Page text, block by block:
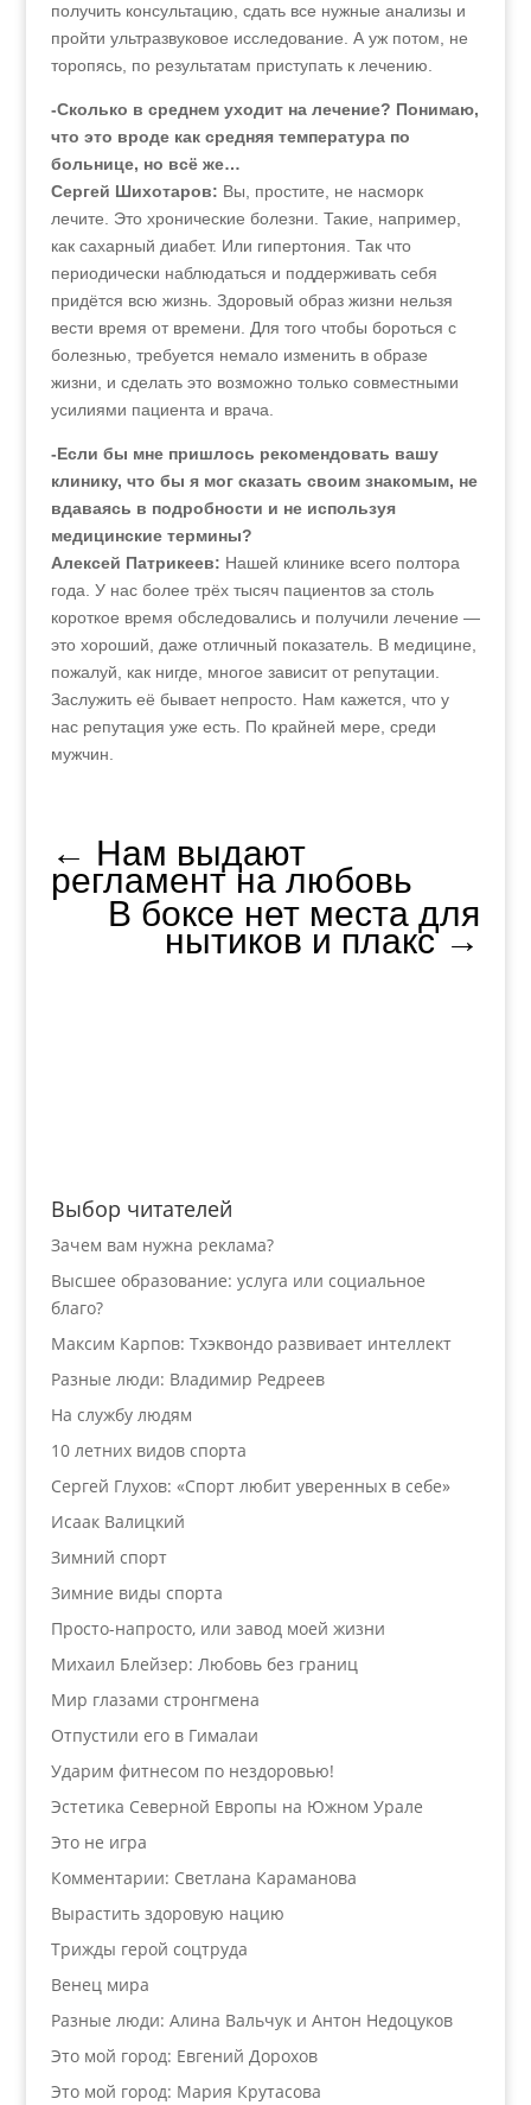
получить консультацию, сдать все нужные анализы и
пройти ультразвуковое исследование. А уж потом, не
торопясь, по результатам приступать к лечению.
-Сколько в среднем уходит на лечение? Понимаю,
что это вроде как средняя температура по
больнице, но всё же…
Сергей Шихотаров: Вы, простите, не насморк
лечите. Это хронические болезни. Такие, например,
как сахарный диабет. Или гипертония. Так что
периодически наблюдаться и поддерживать себя
придётся всю жизнь. Здоровый образ жизни нельзя
вести время от времени. Для того чтобы бороться с
болезнью, требуется немало изменить в образе
жизни, и сделать это возможно только совместными
усилиями пациента и врача.
-Если бы мне пришлось рекомендовать вашу
клинику, что бы я мог сказать своим знакомым, не
вдаваясь в подробности и не используя
медицинские термины?
Алексей Патрикеев: Нашей клинике всего полтора
года. У нас более трёх тысяч пациентов за столь
короткое время обследовались и получили лечение —
это хороший, даже отличный показатель. В медицине,
пожалуй, как нигде, многое зависит от репутации.
Заслужить её бывает непросто. Нам кажется, что у
нас репутация уже есть. По крайней мере, среди
мужчин.
← Нам выдают
регламент на любовь
В боксе нет места для
нытиков и плакс→
Выбор читателей
Зачем вам нужна реклама?
Высшее образование: услуга или социальное
благо?
Максим Карпов: Тхэквондо развивает интеллект
Разные люди: Владимир Редреев
На службу людям
10 летних видов спорта
Сергей Глухов: «Спорт любит уверенных в себе»
Исаак Валицкий
Зимний спорт
Зимние виды спорта
Просто-напросто, или завод моей жизни
Михаил Блейзер: Любовь без границ
Мир глазами стронгмена
Отпустили его в Гималаи
Ударим фитнесом по нездоровью!
Эстетика Северной Европы на Южном Урале
Это не игра
Комментарии: Светлана Караманова
Вырастить здоровую нацию
Трижды герой соцтруда
Венец мира
Разные люди: Алина Вальчук и Антон Недоцуков
Это мой город: Евгений Дорохов
Это мой город: Мария Крутасова